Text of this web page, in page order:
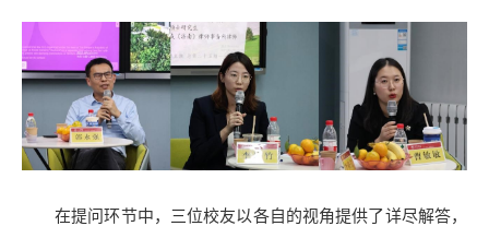
在提问环节中，三位校友以各自的视角提供了详尽解答，